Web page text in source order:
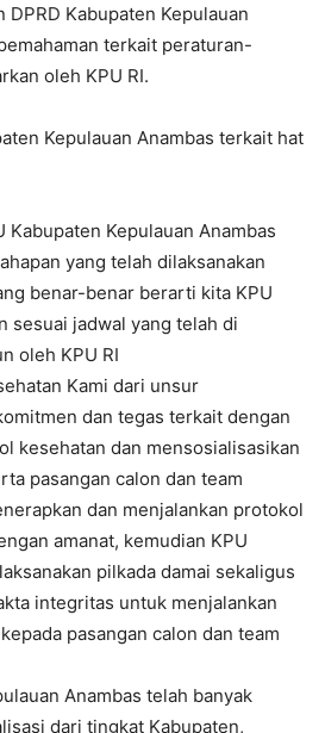
Kabupaten Kepulauan
terkait peraturan-
oleh KPU RI.
Kepulauan Anambas terkait hat
Kabupaten Kepulauan Anambas
yang telah dilaksanakan
benar-benar berarti kita KPU
sesuai jadwal yang telah di
oleh KPU RI
Kami dari unsur
dan tegas terkait dengan
kesehatan dan mensosialisasikan
pasangan calon dan team
dan menjalankan protokol
amanat, kemudian KPU
pilkada damai sekaligus
integritas untuk menjalankan
pasangan calon dan team
Anambas telah banyak
dari tingkat Kabupaten,